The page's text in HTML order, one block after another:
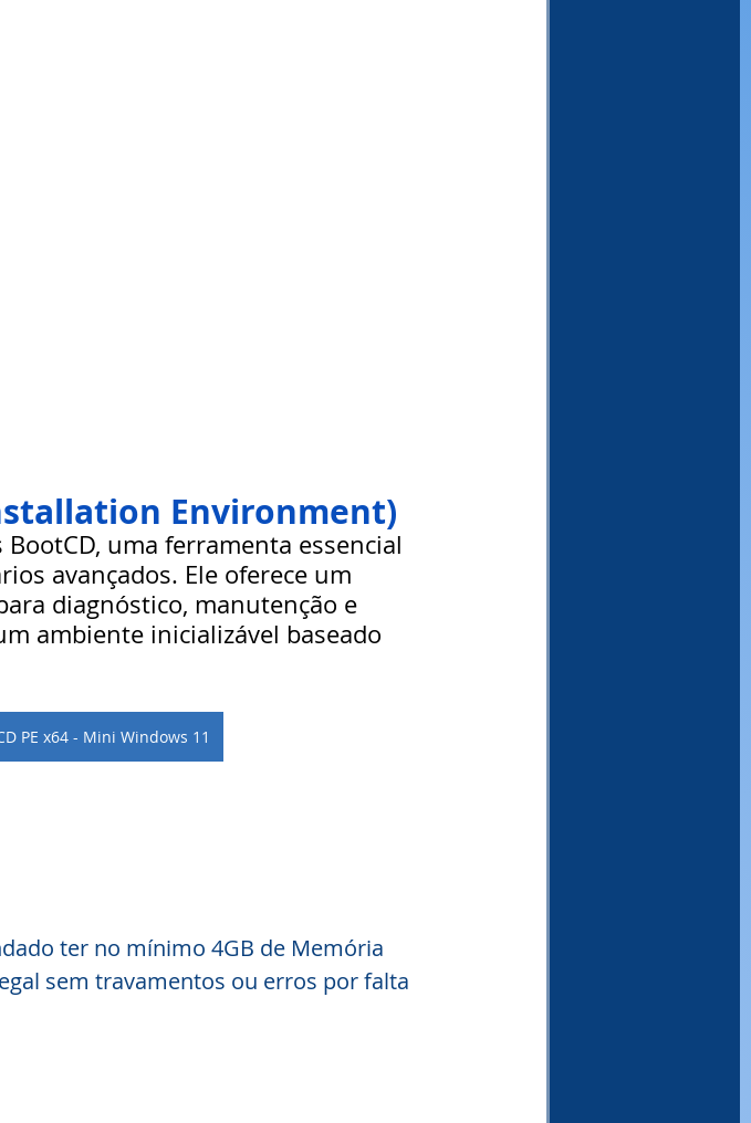
Environment)
uma ferramenta essencial
avançados. Ele oferece um
diagnóstico, manutenção e
ambiente inicializável baseado
PE x64 - Mini Windows 11
ter no mínimo 4GB de Memória
sem travamentos ou erros por falta